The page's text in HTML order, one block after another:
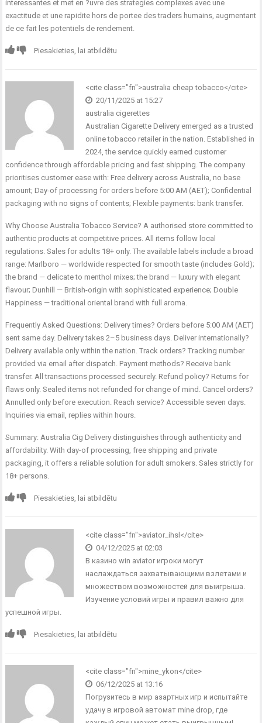
interessantes et met en ?uvre des strategies complexes avec une
exactitude et une rapidite hors de portee des traders humains, augmentant
de ce fait les potentiels de rendement.
Piesakieties, lai atbildētu
<cite class="fn">australia cheap tobacco</cite>
20/11/2025 at 15:27
australia cigerettes
Australian Cigarette Delivery emerged as a trusted
online tobacco retailer in the nation. Established in
2024, the service quickly earned customer
confidence through affordable pricing and fast shipping. The company
prioritises customer ease with: Free delivery across Australia, no base
amount; Day-of processing for orders before 5:00 AM (AET); Confidential
packaging with no signs of contents; Flexible payments: bank transfer.
Why Choose Australia Tobacco Service? A authorised store committed to
authentic products at competitive prices. All items follow local
regulations. Sales for adults 18+ only. The available labels include a broad
range: Marlboro — worldwide respected for smooth taste (includes Gold);
the brand — delicate to menthol mixes; the brand — luxury with elegant
flavour; Dunhill — British-origin with sophisticated experience; Double
Happiness — traditional oriental brand with full aroma.
Frequently Asked Questions: Delivery times? Orders before 5:00 AM (AET)
sent same day. Delivery takes 2–5 business days. Deliver internationally?
Delivery available only within the nation. Track orders? Tracking number
provided via email after dispatch. Payment methods? Receive bank
transfer. All transactions processed securely. Refund policy? Returns for
flaws only. Sealed items not refunded for change of mind. Cancel orders?
Annulled only before execution. Reach service? Accessible seven days.
Inquiries via email, replies within hours.
Summary: Australia Cig Delivery distinguishes through authenticity and
affordability. With day-of processing, free shipping and private
packaging, it offers a reliable solution for adult smokers. Sales strictly for
18+ persons.
Piesakieties, lai atbildētu
<cite class="fn">aviator_ihsl</cite>
04/12/2025 at 02:03
В казиноwin aviator игроки могут
наслаждаться захватывающими взлетами и
множеством возможностей для выигрыша.
Изучение условий игры и правил важно для
успешной игры.
Piesakieties, lai atbildētu
<cite class="fn">mine_ykon</cite>
06/12/2025 at 13:16
Погрузитесь в мир азартных игр и испытайте
удачу в игровой автомат mine drop , где